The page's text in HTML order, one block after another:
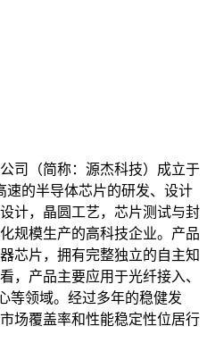
司（简称：源杰科技）成立于
速的半导体芯片的研发、设计
计，晶圆工艺，芯片测试与封
规模生产的高科技企业。产品
芯片，拥有完整独立的自主知
，产品主要应用于光纤接入、
等领域。经过多年的稳健发
场覆盖率和性能稳定性位居行